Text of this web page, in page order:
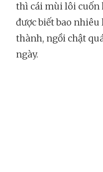
thì cái mùi lôi cuốn
được biết bao
thành, ngồi chật
ngày.